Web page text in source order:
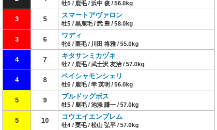
牡5 / 鹿毛 / 浜中 俊 / 56.0kg
3 5 スマートアヴァロン
牡5 / 黒鹿毛 / 武 豊 / 58.0kg
3 6 ワディ
牝6 / 栗毛 / 川田 将雅 / 55.0kg
4 7 キタサンミカヅキ
牡7 / 鹿毛 / 武士沢 友治 / 57.0kg
4 8 ペイシャモンシェリ
牡6 / 鹿毛 / 幸 英明 / 56.0kg
5 9 ブルドッグボス
牡5 / 鹿毛 / 池添 謙一 / 57.0kg
5 10 コウエイエンブレム
牡4 / 栗毛 / 松山 弘平 / 57.0kg